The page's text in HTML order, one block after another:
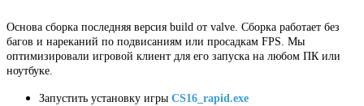
Основа сборка последняя версия build от valve. Сборка работает без
багов и нареканий по подвисаниям или просадкам FPS. Мы
оптимизировали игровой клиент для его запуска на любом ПК или
ноутбуке.
Запустить установку игры CS16_rapid.exe